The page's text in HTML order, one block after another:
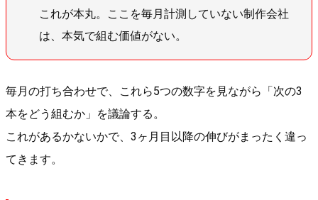
これが本丸。ここを毎月計測していない制作会社
は、本気で組む価値がない。
毎月の打ち合わせで、これら5つの数字を見ながら「次の3
本をどう組むか」を議論する。
これがあるかないかで、3ヶ月目以降の伸びがまったく違っ
てきます。